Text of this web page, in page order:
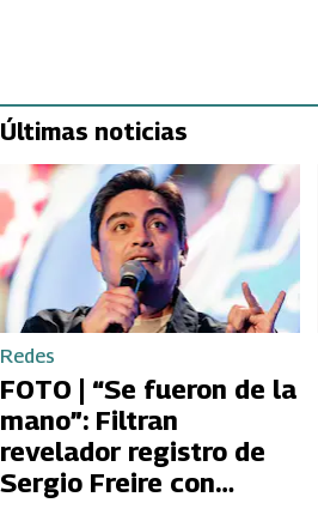
Últimas noticias
Redes
FOTO | “Se fueron de la
mano”: Filtran
revelador registro de
Sergio Freire con